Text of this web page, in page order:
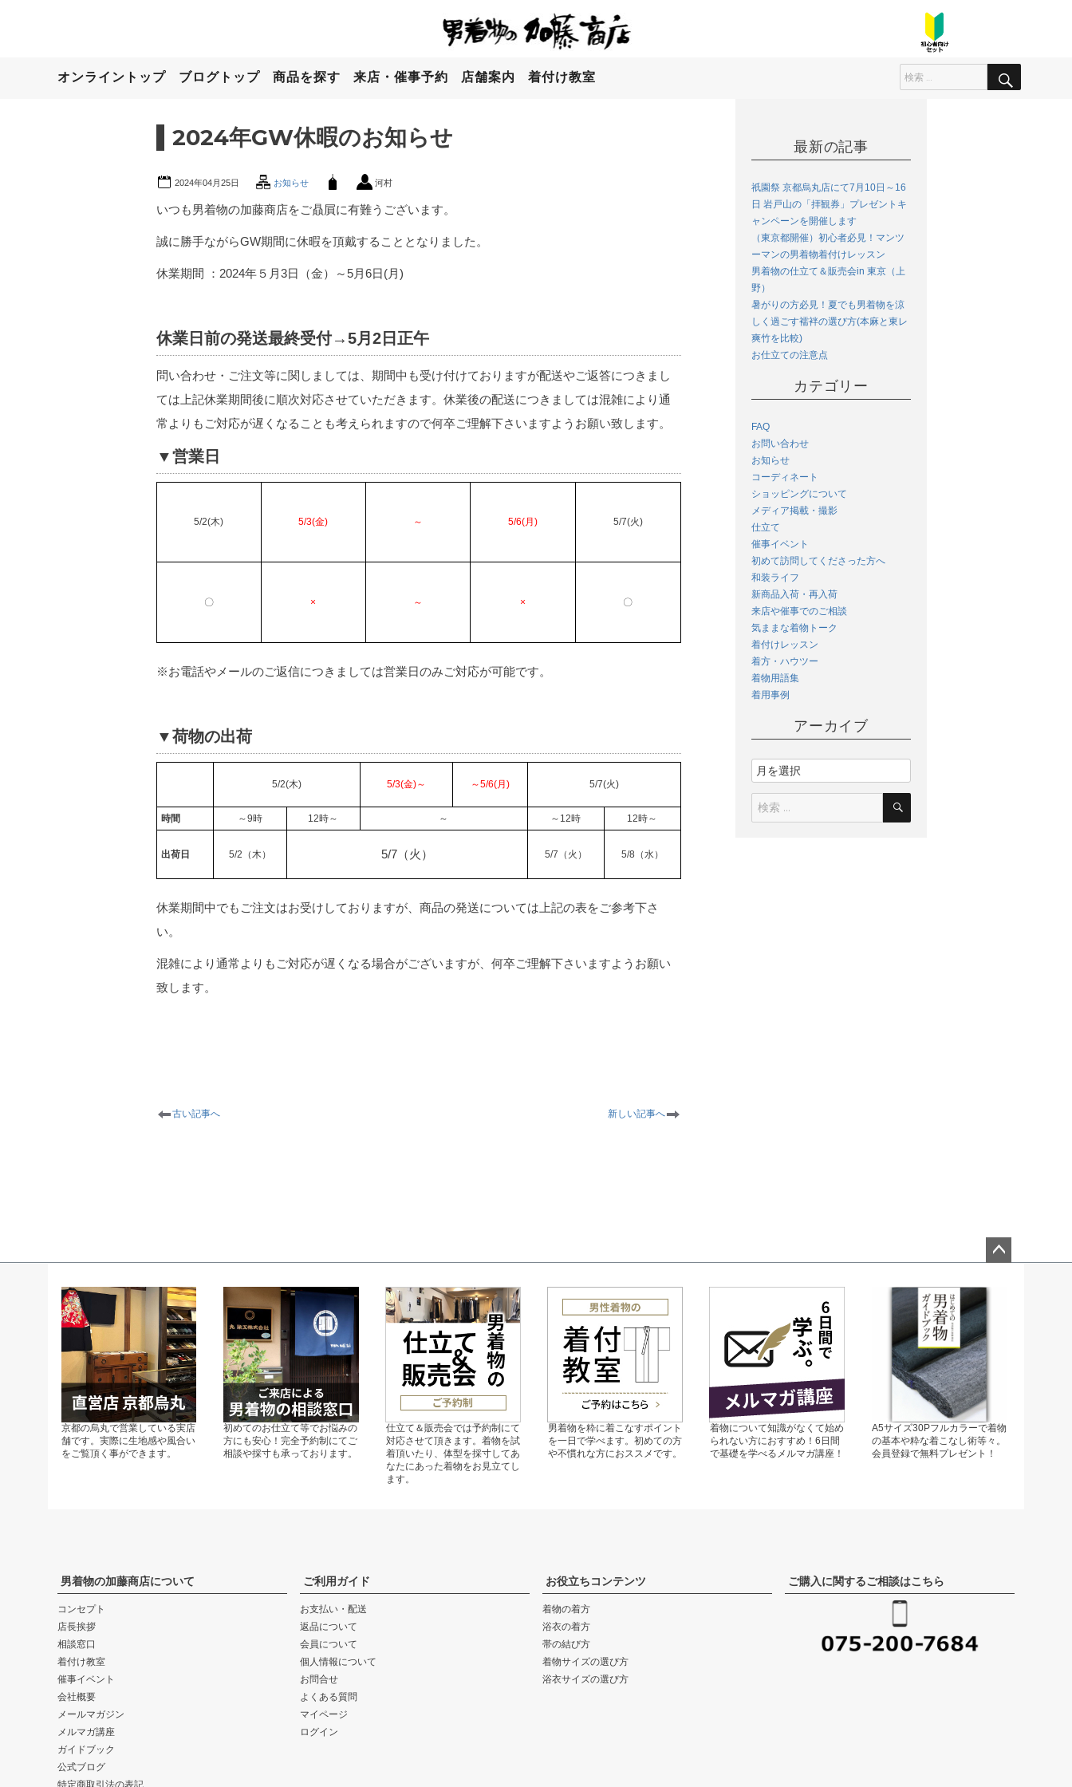
オンライントップ ブログトップ 商品を探す 来店・催事予約 店舗案内 着付け教室
2024年GW休暇のお知らせ
2024年04月25日 お知らせ 河村
いつも男着物の加藤商店をご贔屓に有難うございます。
誠に勝手ながらGW期間に休暇を頂戴することとなりました。
休業期間 ：2024年５月3日（金）～5月6日(月)
休業日前の発送最終受付→5月2日正午
問い合わせ・ご注文等に関しましては、期間中も受け付けておりますが配送やご返答につきまし
ては上記休業期間後に順次対応させていただきます。休業後の配送につきましては混雑により通
常よりもご対応が遅くなることも考えられますので何卒ご理解下さいますようお願い致します。
▼営業日
5/2(木) 5/3(金) ～ 5/6(月) 5/7(火)
〇 × ～ × 〇
※お電話やメールのご返信につきましては営業日のみご対応が可能です。
▼荷物の出荷
5/2(木) 5/3(金)～ ～5/6(月) 5/7(火)
時間 ～9時 12時～ ～ ～12時 12時～
出荷日 5/2（木） 5/7（火） 5/7（火） 5/8（水）
休業期間中でもご注文はお受けしておりますが、商品の発送については上記の表をご参考下さ
い。
混雑により通常よりもご対応が遅くなる場合がございますが、何卒ご理解下さいますようお願い
致します。
古い記事へ 新しい記事へ
最新の記事
祇園祭 京都烏丸店にて7月10日～16
日 岩戸山の「拝観券」プレゼントキ
ャンペーンを開催します
（東京都開催）初心者必見！マンツ
ーマンの男着物着付けレッスン
男着物の仕立て＆販売会in 東京（上
野）
暑がりの方必見！夏でも男着物を涼
しく過ごす襦袢の選び方(本麻と東レ
爽竹を比較)
お仕立ての注意点
カテゴリー
FAQ
お問い合わせ
お知らせ
コーディネート
ショッピングについて
メディア掲載・撮影
仕立て
催事イベント
初めて訪問してくださった方へ
和装ライフ
新商品入荷・再入荷
来店や催事でのご相談
気ままな着物トーク
着付けレッスン
着方・ハウツー
着物用語集
着用事例
アーカイブ
ジト
京都の烏丸で営業している実店
舗です。実際に生地感や風合い
をご覧頂く事ができます。
初めてのお仕立て等でお悩みの
方にも安心！完全予約制にてご
相談や採寸も承っております。
仕立て＆販売会では予約制にて
対応させて頂きます。着物を試
着頂いたり、体型を採寸してあ
なたにあった着物をお見立てし
ます。
男着物を粋に着こなすポイント
を一日で学べます。初めての方
や不慣れな方におススメです。
着物について知識がなくて始め
られない方におすすめ！6日間
で基礎を学べるメルマガ講座！
A5サイズ30Pフルカラーで着物
の基本や粋な着こなし術等々。
会員登録で無料プレゼント！
男着物の加藤商店について
コンセプト
店長挨拶
相談窓口
着付け教室
催事イベント
会社概要
メールマガジン
メルマガ講座
ガイドブック
公式ブログ
特定商取引法の表記
ご利用ガイド
お支払い・配送
返品について
会員について
個人情報について
お問合せ
よくある質問
マイページ
ログイン
お役立ちコンテンツ
着物の着方
浴衣の着方
帯の結び方
着物サイズの選び方
浴衣サイズの選び方
ご購入に関するご相談はこちら